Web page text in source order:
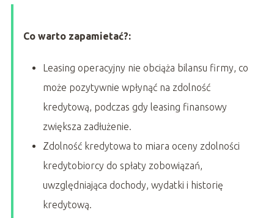
Co warto zapamietać?:
Leasing operacyjny nie obciąża bilansu firmy, co
może pozytywnie wpłynąć na zdolność
kredytową, podczas gdy leasing finansowy
zwiększa zadłużenie.
Zdolność kredytowa to miara oceny zdolności
kredytobiorcy do spłaty zobowiązań,
uwzględniająca dochody, wydatki i historię
kredytową.